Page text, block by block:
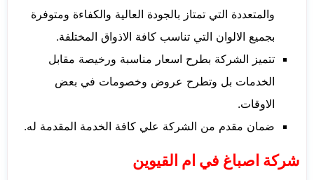
والمتعددة التي تمتاز بالجودة العالية والكفاءة ومتوفرة
بجميع الالوان التي تناسب كافة الاذواق المختلفة.
تتميز الشركة بطرح اسعار مناسبة ورخيصة مقابل
الخدمات بل وتطرح عروض وخصومات في بعض
الاوقات.
ضمان مقدم من الشركة علي كافة الخدمة المقدمة له.
شركة اصباغ في ام القيوين